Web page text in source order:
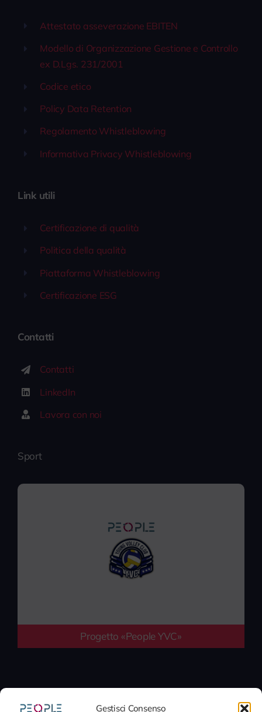
Gestisci Consenso
Attestato asseverazione EBITEN
Modello di Organizzazione Gestione e Controllo
ex D.Lgs. 231/2001
Codice etico
Policy Data Retention
Regolamento Whistleblowing
Informativa Privacy Whistleblowing
Link utili
Certificazione di qualità
Politica della qualità
Piattaforma Whistleblowing
Certificazione ESG
Contatti
Contatti
LinkedIn
Lavora con noi
Sport
Progetto «People YVC»